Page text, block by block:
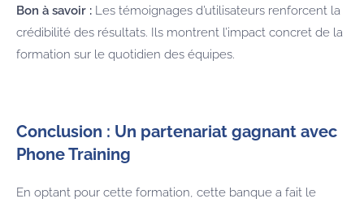
Bon à savoir : Les témoignages d’utilisateurs renforcent la
crédibilité des résultats. Ils montrent l’impact concret de la
formation sur le quotidien des équipes.
Conclusion : Un partenariat gagnant avec
Phone Training
En optant pour cette formation, cette banque a fait le